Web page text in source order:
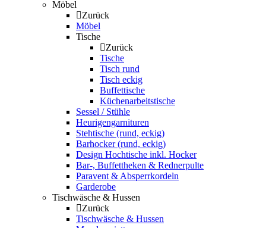
Möbel
Zurück
Möbel
Tische
Zurück
Tische
Tisch rund
Tisch eckig
Buffettische
Küchenarbeitstische
Sessel / Stühle
Heurigengarnituren
Stehtische (rund, eckig)
Barhocker (rund, eckig)
Design Hochtische inkl. Hocker
Bar-, Buffettheken & Rednerpulte
Paravent & Absperrkordeln
Garderobe
Tischwäsche & Hussen
Zurück
Tischwäsche & Hussen